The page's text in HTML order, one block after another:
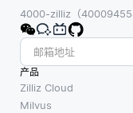
4000-zilliz（
产品
Zilliz Cloud
Milvus